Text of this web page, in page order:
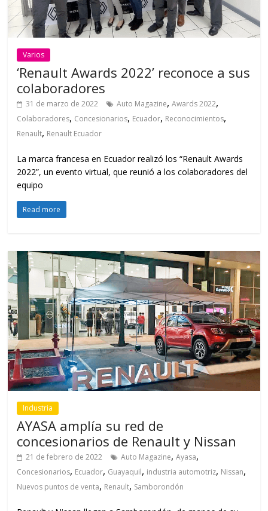
Varios
‘Renault Awards 2022’ reconoce a sus
colaboradores
31 de marzo de 2022 Auto Magazine,Awards 2022,
Colaboradores, Concesionarios, Ecuador, Reconocimientos,
Renault, Renault Ecuador
La marca francesa en Ecuador realizó los “Renault Awards
2022”, un evento virtual, que reunió a los colaboradores del
equipo
Read more
Industria
AYASA amplía su red de
concesionarios de Renault y Nissan
21 de febrero de 2022 Auto Magazine,Ayasa,
Concesionarios, Ecuador, Guayaquil, industria automotriz, Nissan,
Nuevos puntos de venta, Renault, Samborondón